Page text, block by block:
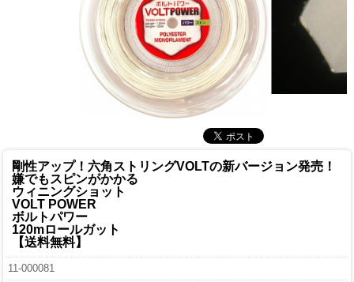
剛性アップ！六角ストリングVOLTの新バージョン発売！
嫌でもスピンがかかる
ウィニングショット
VOLT POWER
ボルトパワー
120mロールガット
【送料無料】
11-000081